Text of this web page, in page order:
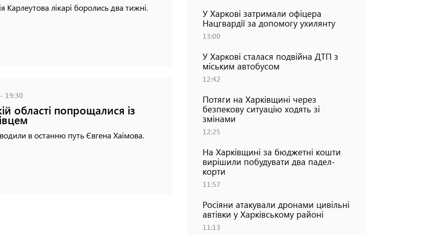
Карлеутова лікарі боролись два тижні.
19:30
області попрощалися із
в останню путь Євгена Хаімова.
У Харкові затримали офіцера
Нацгвардії за допомогу ухилянту
13:00
У Харкові сталася подвійна ДТП з
міським автобусом
12:42
Потяги на Харківщині через
безпекову ситуацію ходять зі
змінами
12:25
На Харківщині за бюджетні кошти
вирішили побудувати два падел-
корти
11:57
Росіяни атакували дронами цивільні
автівки у Харківському районі
11:13